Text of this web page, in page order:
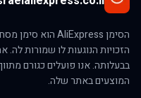
בבעלותה. אנו פועלים כגורם
המוצעים באתר שלה.